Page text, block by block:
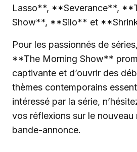
Lasso**, **Severance**,
Show**, **Silo** et
Pour les passionnés de
**The Morning Show**
captivante et d’ouvrir des
thèmes contemporains
intéressé par la série,
vos réflexions sur le nouveau
bande-annonce.